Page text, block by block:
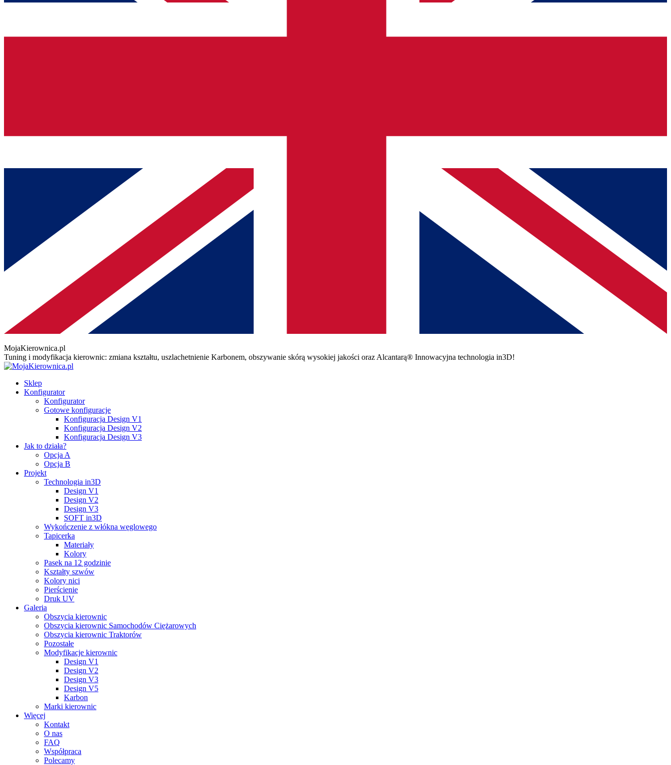
MojaKierownica.pl
Tuning i modyfikacja kierownic: zmiana kształtu, uszlachetnienie Karbonem, obszywanie skórą wysokiej jakości oraz Alcantarą® Innowacyjna technologia in3D!
Sklep
Konfigurator
Konfigurator
Gotowe konfiguracje
Konfiguracja Design V1
Konfiguracja Design V2
Konfiguracja Design V3
Jak to działa?
Opcja A
Opcja B
Projekt
Technologia in3D
Design V1
Design V2
Design V3
SOFT in3D
Wykończenie z włókna węglowego
Tapicerka
Materiały
Kolory
Pasek na 12 godzinie
Kształty szwów
Kolory nici
Pierścienie
Druk UV
Galeria
Obszycia kierownic
Obszycia kierownic Samochodów Ciężarowych
Obszycia kierownic Traktorów
Pozostałe
Modyfikacje kierownic
Design V1
Design V2
Design V3
Design V5
Karbon
Marki kierownic
Więcej
Kontakt
O nas
FAQ
Współpraca
Polecamy